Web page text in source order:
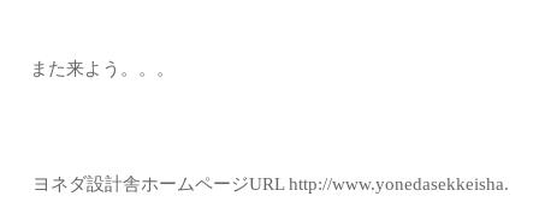
また来よう。。。
ヨネダ設計舎ホームページURLhttp://www.yonedasekkeisha.